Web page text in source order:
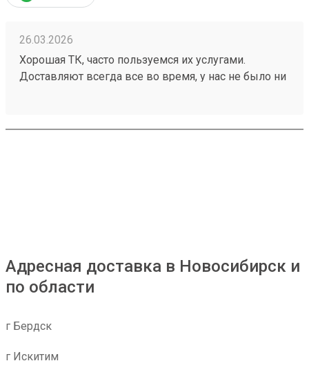
26.03.2026
Хорошая ТК, часто пользуемся их услугами.
Доставляют всегда все во время, у нас не было ни
менеджеры оперативно отвечают. Нет навязанных
Адресная доставка в Новосибирск и
по области
г Бердск
г Искитим